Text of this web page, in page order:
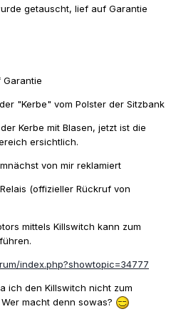
getauscht, lief auf Garantie
"Kerbe" vom Polster der Sitzbank
Kerbe mit Blasen, jetzt ist die
ersichtlich.
von mir reklamiert
(offizieller Rückruf von
mittels Killswitch kann zum
index.php?showtopic=34777
ich den Killswitch nicht zum
macht denn sowas?